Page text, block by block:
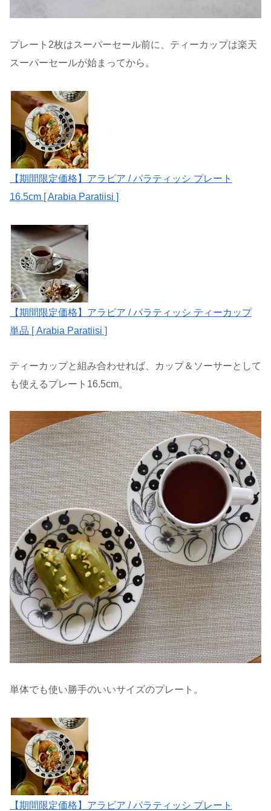
プレート2枚はスーパーセール前に、ティーカップは楽天
スーパーセールが始まってから。
【期間限定価格】アラビア / パラティッシ プレート
16.5cm [ Arabia Paratiisi ]
【期間限定価格】アラビア / パラティッシ ティーカップ
単品 [ Arabia Paratiisi ]
ティーカップと組み合わせれば、カップ＆ソーサーとして
も使えるプレート16.5cm。
単体でも使い勝手のいいサイズのプレート。
【期間限定価格】アラビア / パラティッシ プレート